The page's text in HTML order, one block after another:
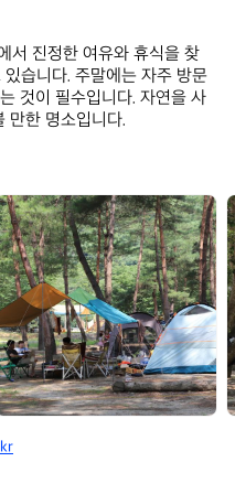
서 진정한 여유와 휴식을 찾
습니다. 주말에는 자주 방문
것이 필수입니다. 자연을 사
만한 명소입니다.